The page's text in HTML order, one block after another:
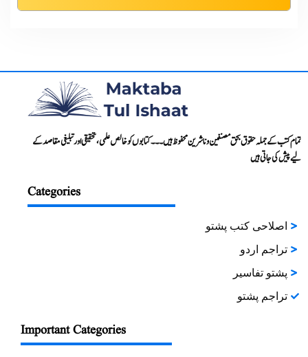
تمام کتب کے جملہ حقوق بحق مصنفین و ناشرین محفوظ ہیں۔۔۔ کتابوں کو خالص علمی، تحقیقی اور تبلیغی مقاصد کے
لیے پیش کی جاتی ہیں
Categories
اصلاحی کتب پشتو
تراجم اردو
پشتو تفاسیر
تراجم پشتو
Important Categories